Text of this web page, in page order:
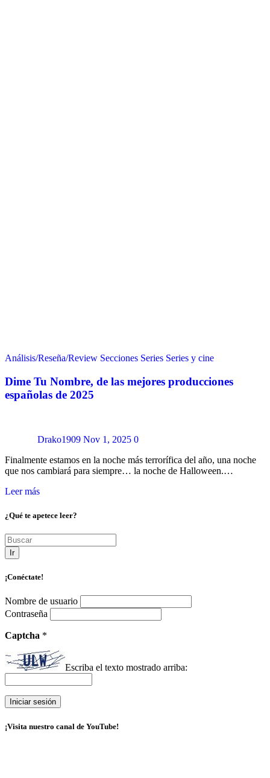
Análisis/Reseña/Review Secciones Series Series y cine
Dime Tu Nombre, de las mejores producciones
españolas de 2025
Drako1909 Nov 1, 2025 0
Finalmente estamos en la noche más terrorífica del año, una noche
que nos cambiará para siempre… la noche de Halloween.…
Leer más
¿Qué te apetece leer?
Ir
¡Conéctate!
Nombre de usuario
Contraseña
Captcha *
Escriba el texto mostrado arriba:
¡Visita nuestro canal de YouTube!